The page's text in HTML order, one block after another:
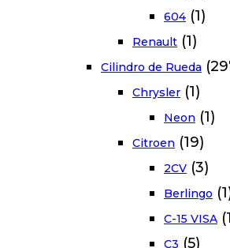
604 (1)
Renault (1)
Cilindro de Rueda
Chrysler (1)
Neon (1)
Citroen (19)
2CV (3)
Berlingo
C-15 VISA
C3 (5)